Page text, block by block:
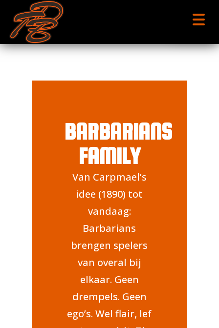
BARBARIANS
FAMILY
Van Carpmael’s
idee (1890) tot
vandaag:
Barbarians
brengen spelers
van overal bij
elkaar. Geen
drempels. Geen
ego’s. Wel flair, lef